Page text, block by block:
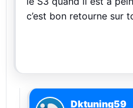
c’est bon retourne sur
Dktuning59